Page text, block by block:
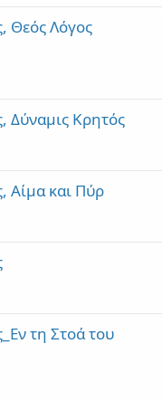
Θεός Λόγος
Δύναμις Κρητός
Αίμα και Πύρ
τη Στοά του